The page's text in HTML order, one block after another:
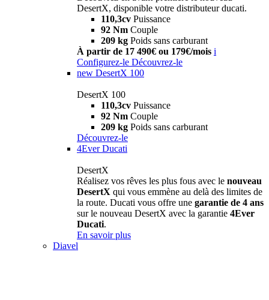
DesertX, disponible votre distributeur ducati.
110,3cv Puissance
92 Nm Couple
209 kg Poids sans carburant
À partir de 17 490€ ou 179€/mois i
Configurez-le Découvrez-le
new DesertX 100
DesertX 100
110,3cv Puissance
92 Nm Couple
209 kg Poids sans carburant
Découvrez-le
4Ever Ducati
DesertX
Réalisez vos rêves les plus fous avec le nouveau
DesertX qui vous emmène au delà des limites de
la route. Ducati vous offre une garantie de 4 ans
sur le nouveau DesertX avec la garantie 4Ever
Ducati.
En savoir plus
Diavel